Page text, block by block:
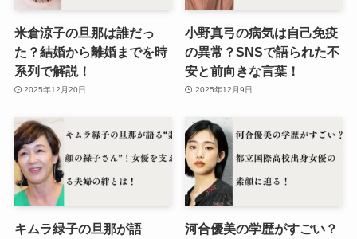
米倉涼子の旦那は誰だっ
た？結婚から離婚までを時
系列で解説！
2025年12月20日
小野真弓の病気は自己免疫
の異常？SNSで語られた不
安と前向きな言葉！
2025年12月9日
キムラ緑子の旦那が語
河合優美の学歴がすごい？